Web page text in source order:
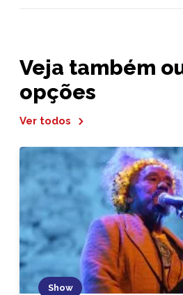
Veja também
opções
Ver todos
Show